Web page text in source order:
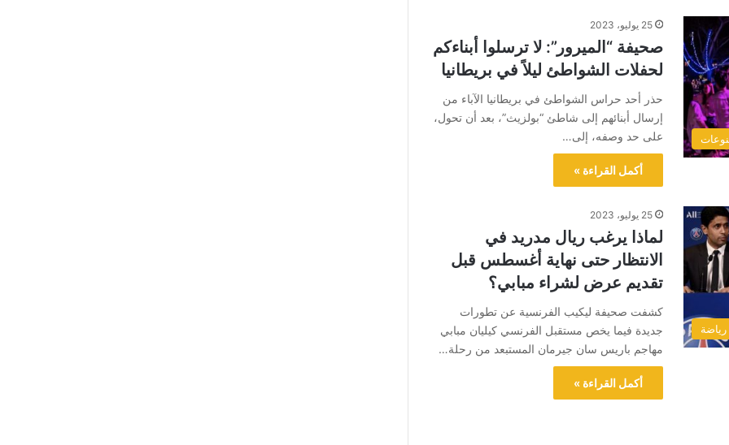
25 يوليو، 2023
صحيفة “الميرور”: لا ترسلوا أبناءكم
لحفلات الشواطئ ليلاً في بريطانيا
حذر أحد حراس الشواطئ في بريطانيا الآباء من
إرسال أبنائهم إلى شاطئ “بولزيث”، بعد أن تحول،
على حد وصفه، إلى…
أكمل القراءة »
رياضة
25 يوليو، 2023
لماذا يرغب ريال مدريد في
الانتظار حتى نهاية أغسطس قبل
تقديم عرض لشراء مبابي؟
كشفت صحيفة ليكيب الفرنسية عن تطورات
جديدة فيما يخص مستقبل الفرنسي كيليان مبابي
مهاجم باريس سان جيرمان المستبعد من رحلة…
أكمل القراءة »